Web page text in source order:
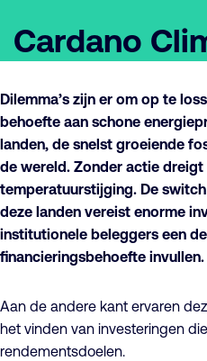
Cardano
Dilemma’s zijn er om op te
behoefte aan schone
landen, de snelst groeiende
de wereld. Zonder actie
temperatuurstijging. De
deze landen vereist enorme
institutionele beleggers een
financieringsbehoefte invullen.
Aan de andere kant ervaren
het vinden van investeringen
rendementsdoelen.